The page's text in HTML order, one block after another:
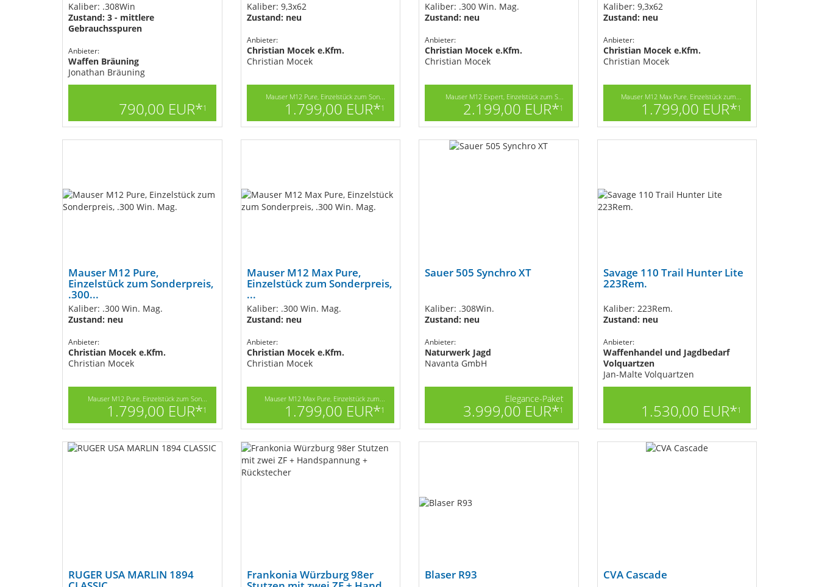
Kaliber: .308Win
Zustand: 3 - mittlere
Gebrauchsspuren
Anbieter:
Waffen Bräuning
Jonathan Bräuning
790,00 EUR*1
Kaliber: 9,3x62
Zustand: neu
Anbieter:
Christian Mocek e.Kfm.
Christian Mocek
Mauser M12 Pure, Einzelstück zum Son...
1.799,00 EUR*1
Kaliber: .300 Win. Mag.
Zustand: neu
Anbieter:
Christian Mocek e.Kfm.
Christian Mocek
Mauser M12 Expert, Einzelstück zum S...
2.199,00 EUR*1
Kaliber: 9,3x62
Zustand: neu
Anbieter:
Christian Mocek e.Kfm.
Christian Mocek
Mauser M12 Max Pure, Einzelstück zum...
1.799,00 EUR*1
Mauser M12 Pure,
Einzelstück zum Sonderpreis,
.300...
Kaliber: .300 Win. Mag.
Zustand: neu
Anbieter:
Christian Mocek e.Kfm.
Christian Mocek
Mauser M12 Pure, Einzelstück zum Son...
1.799,00 EUR*1
Mauser M12 Max Pure,
Einzelstück zum Sonderpreis,
...
Kaliber: .300 Win. Mag.
Zustand: neu
Anbieter:
Christian Mocek e.Kfm.
Christian Mocek
Mauser M12 Max Pure, Einzelstück zum...
1.799,00 EUR*1
Sauer 505 Synchro XT
Kaliber: .308Win.
Zustand: neu
Anbieter:
Naturwerk Jagd
Navanta GmbH
Elegance-Paket
3.999,00 EUR*1
Savage 110 Trail Hunter Lite
223Rem.
Kaliber: 223Rem.
Zustand: neu
Anbieter:
Waffenhandel und Jagdbedarf
Volquartzen
Jan-Malte Volquartzen
1.530,00 EUR*1
RUGER USA MARLIN 1894 Frankonia Würzburg 98er Blaser R93 CVA Cascade